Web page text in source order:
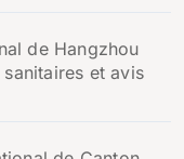
de Hangzhou
et avis